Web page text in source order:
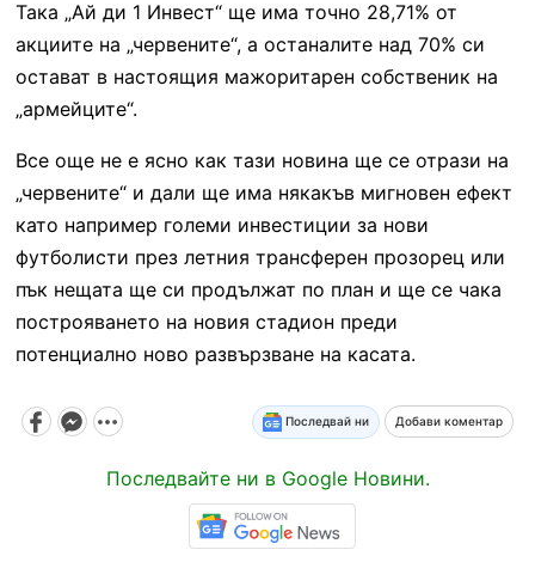
Така „Ай ди 1 Инвест“ ще има точно 28,71% от
акциите на „червените“, а останалите над 70% си
остават в настоящия мажоритарен собственик на
„армейците“.
Все още не е ясно как тази новина ще се отрази на
„червените“ и дали ще има някакъв мигновен ефект
като например големи инвестиции за нови
футболисти през летния трансферен прозорец или
пък нещата ще си продължат по план и ще се чака
построяването на новия стадион преди
потенциално ново развързване на касата.
Последвай ни Добави коментар
Последвайте ни в Google Новини.